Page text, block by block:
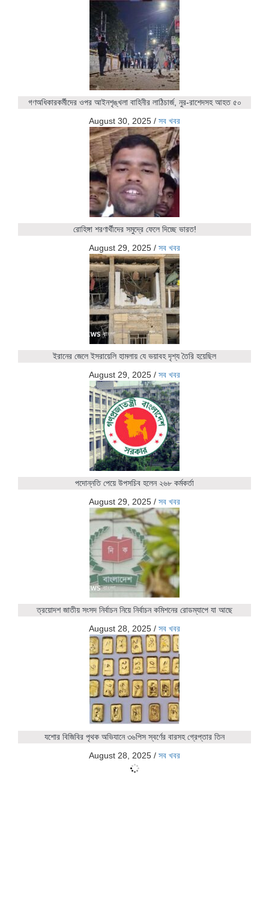
গণঅধিকারকর্মীদের ওপর আইনশৃঙ্খলা বাহিনীর লাঠিচার্জ, নুর-রাশেদসহ আহত ৫০
August 30, 2025 / সব খবর
রোহিঙ্গা শরণার্থীদের সমুদ্রে ফেলে দিচ্ছে ভারত!
August 29, 2025 / সব খবর
ইরানের জেলে ইসরায়েলি হামলায় যে ভয়াবহ দৃশ্য তৈরি হয়েছিল
August 29, 2025 / সব খবর
পদোন্নতি পেয়ে উপসচিব হলেন ২৬৮ কর্মকর্তা
August 29, 2025 / সব খবর
ত্রয়োদশ জাতীয় সংসদ নির্বাচন নিয়ে নির্বাচন কমিশনের রোডম্যাপে যা আছে
August 28, 2025 / সব খবর
যশোর বিজিবির পৃথক অভিযানে ৩৬পিস স্বর্ণের বারসহ গ্রেপ্তার তিন
August 28, 2025 / সব খবর